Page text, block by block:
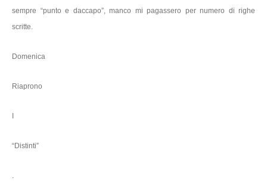
sempre “punto e daccapo”, manco mi pagassero per numero di righe
scritte.
Domenica
Riaprono
“Distinti”
.